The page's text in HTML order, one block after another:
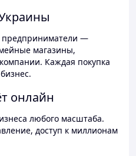
предприниматели —
магазины,
Каждая покупка
онлайн
любого масштаба.
доступ к миллионам